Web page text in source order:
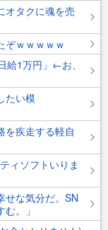
オタクに魂を売
ぞｗｗｗｗｗ
給1万円」←お、
たい模
を疾走する軽自
ィソフトいりま
せな気分だ。SN
。」